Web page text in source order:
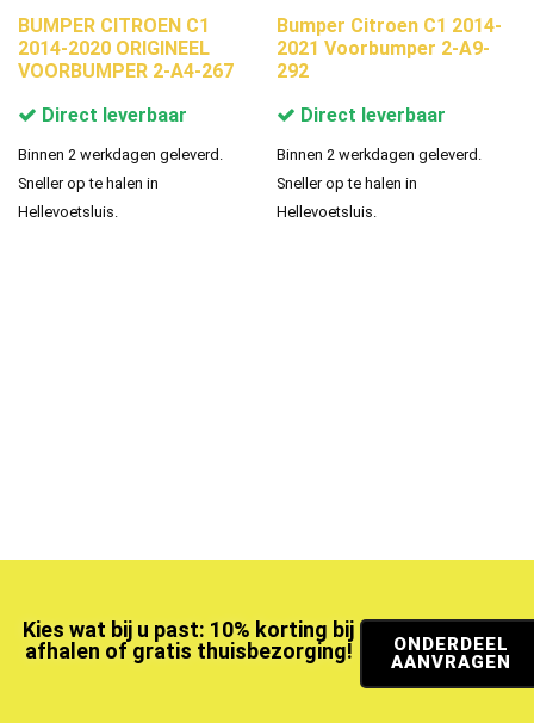
BUMPER CITROEN C1
2014-2020 ORIGINEEL
VOORBUMPER 2-A4-267
Direct leverbaar
Binnen 2 werkdagen geleverd.
Sneller op te halen in
Hellevoetsluis.
Bumper Citroen C1 2014-
2021 Voorbumper 2-A9-
292
Direct leverbaar
Binnen 2 werkdagen geleverd.
Sneller op te halen in
Hellevoetsluis.
Kies wat bij u past: 10% korting bij
afhalen of gratis thuisbezorging!
ONDERDEEL
AANVRAGEN